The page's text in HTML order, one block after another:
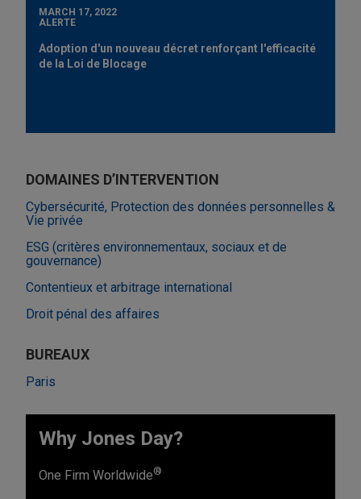
MARCH 17, 2022
ALERTE
Adoption d'un nouveau décret renforçant l'efficacité
de la Loi de Blocage
DOMAINES D’INTERVENTION
Cybersécurité, Protection des données personnelles &
Vie privée
ESG (critères environnementaux, sociaux et de
gouvernance)
Contentieux et arbitrage international
Droit pénal des affaires
BUREAUX
Paris
Why Jones Day?
One Firm Worldwide®